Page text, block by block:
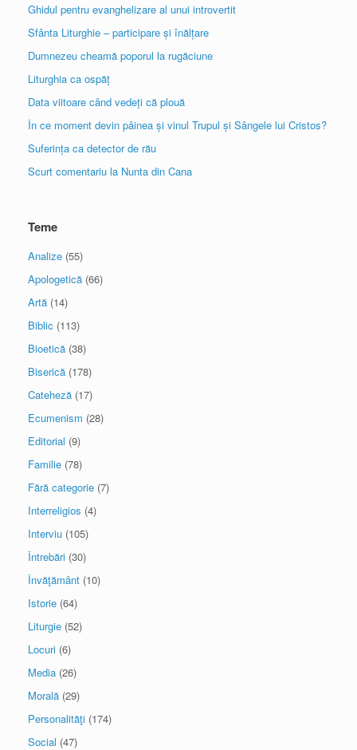
Ghidul pentru evanghelizare al unui introvertit
Sfânta Liturghie – participare și înălțare
Dumnezeu cheamă poporul la rugăciune
Liturghia ca ospăț
Data viitoare când vedeți că plouă
În ce moment devin pâinea și vinul Trupul și Sângele lui Cristos?
Suferința ca detector de rău
Scurt comentariu la Nunta din Cana
Teme
Analize (55)
Apologetică (66)
Artă (14)
Biblic (113)
Bioetică (38)
Biserică (178)
Cateheză (17)
Ecumenism (28)
Editorial (9)
Familie (78)
Fără categorie (7)
Interreligios (4)
Interviu (105)
Întrebări (30)
Învăţământ (10)
Istorie (64)
Liturgie (52)
Locuri (6)
Media (26)
Morală (29)
Personalităţi (174)
Social (47)